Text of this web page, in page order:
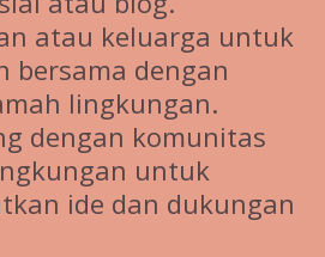
atau keluarga untuk
bersama dengan
lingkungan.
dengan komunitas
untuk
ide dan dukungan